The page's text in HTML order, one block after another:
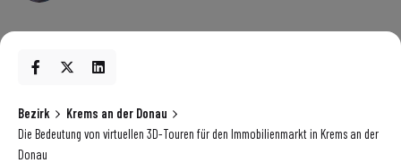
Bezirk
Krems an der Donau
Die Bedeutung von virtuellen 3D-Touren für den Immobilienmarkt in Krems an der
Donau